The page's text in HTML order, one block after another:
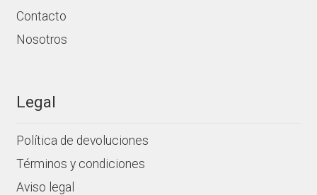
Contacto
Nosotros
Legal
Política de devoluciones
Términos y condiciones
Aviso legal